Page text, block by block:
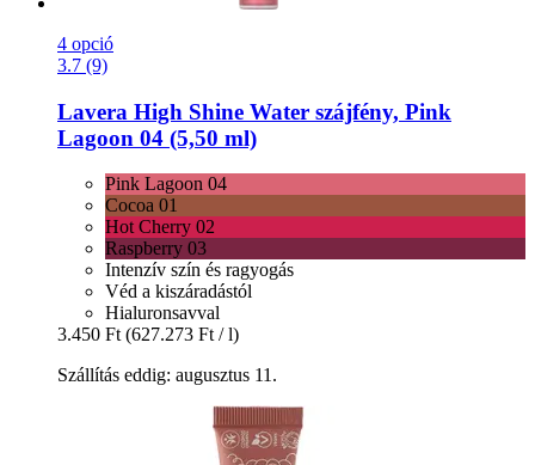
4 opció
3.7 (9)
Lavera High Shine Water szájfény, Pink
Lagoon 04 (5,50 ml)
Pink Lagoon 04
Cocoa 01
Hot Cherry 02
Raspberry 03
Intenzív szín és ragyogás
Véd a kiszáradástól
Hialuronsavval
3.450 Ft (627.273 Ft / l)
Szállítás eddig: augusztus 11.